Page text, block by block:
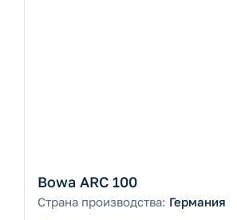
Bowa ARC 100
Страна производства: Германия